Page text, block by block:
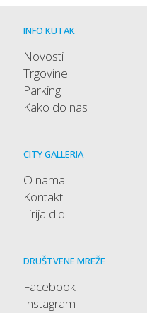
INFO KUTAK
Novosti
Trgovine
Parking
Kako do nas
CITY GALLERIA
O nama
Kontakt
Ilirija d.d.
DRUŠTVENE MREŽE
Facebook
Instagram